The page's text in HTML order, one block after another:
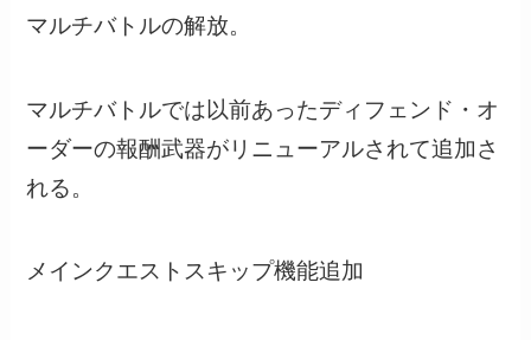
マルチバトルの解放。
マルチバトルでは以前あったディフェンド・オ
ーダーの報酬武器がリニューアルされて追加さ
れる。
メインクエストスキップ機能追加